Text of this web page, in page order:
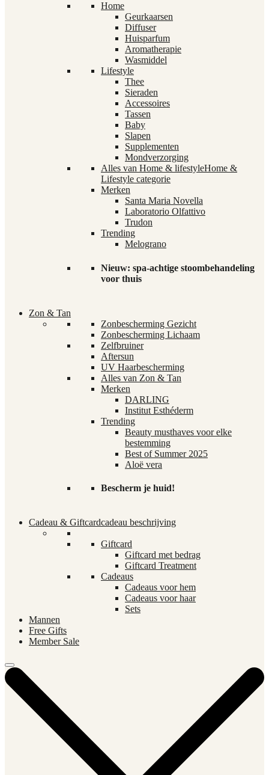
Home
Geurkaarsen
Diffuser
Huisparfum
Aromatherapie
Wasmiddel
Lifestyle
Thee
Sieraden
Accessoires
Tassen
Baby
Slapen
Supplementen
Mondverzorging
Alles van Home & lifestyleHome &
Lifestyle categorie
Merken
Santa Maria Novella
Laboratorio Olfattivo
Trudon
Trending
Melograno
Nieuw: spa-achtige stoombehandeling
voor thuis
Zon & Tan
Zonbescherming Gezicht
Zonbescherming Lichaam
Zelfbruiner
Aftersun
UV Haarbescherming
Alles van Zon & Tan
Merken
DARLING
Institut Esthéderm
Trending
Beauty musthaves voor elke
bestemming
Best of Summer 2025
Aloë vera
Bescherm je huid!
Cadeau & Giftcardcadeau beschrijving
Giftcard
Giftcard met bedrag
Giftcard Treatment
Cadeaus
Cadeaus voor hem
Cadeaus voor haar
Sets
Mannen
Free Gifts
Member Sale